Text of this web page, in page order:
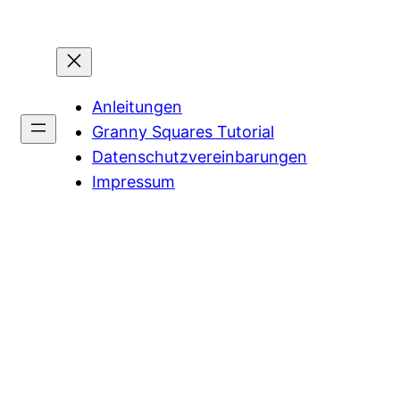
Anleitungen
Granny Squares Tutorial
Datenschutzvereinbarungen
Impressum